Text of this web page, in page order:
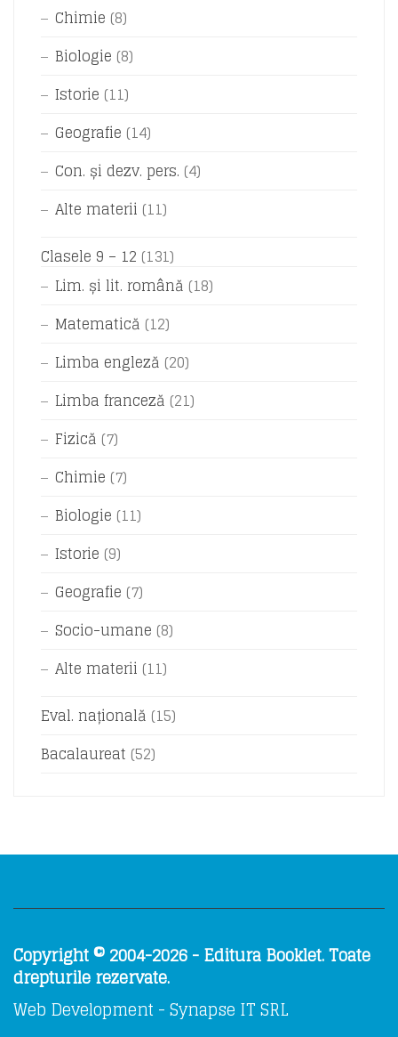
Chimie (8)
Biologie (8)
Istorie (11)
Geografie (14)
Con. și dezv. pers. (4)
Alte materii (11)
Clasele 9 – 12 (131)
Lim. și lit. română (18)
Matematică (12)
Limba engleză (20)
Limba franceză (21)
Fizică (7)
Chimie (7)
Biologie (11)
Istorie (9)
Geografie (7)
Socio-umane (8)
Alte materii (11)
Eval. națională (15)
Bacalaureat (52)
Copyright © 2004-2026 - Editura Booklet. Toate
drepturile rezervate.
Web Development - Synapse IT SRL